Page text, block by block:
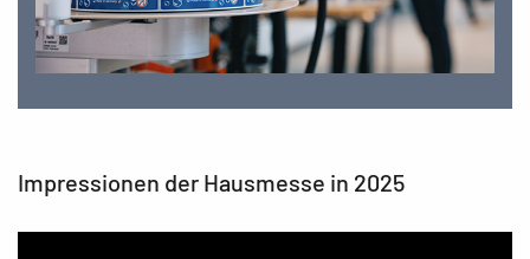
Impressionen der Hausmesse in 2025